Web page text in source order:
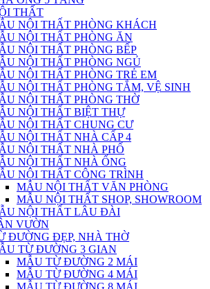
THẤT
NỘI THẤT PHÒNG KHÁCH
NỘI THẤT PHÒNG ĂN
NỘI THẤT PHÒNG BẾP
NỘI THẤT PHÒNG NGỦ
NỘI THẤT PHÒNG TRẺ EM
NỘI THẤT PHÒNG TẮM, VỆ SINH
NỘI THẤT PHÒNG THỜ
NỘI THẤT BIỆT THỰ
NỘI THẤT CHUNG CƯ
NỘI THẤT NHÀ CẤP 4
NỘI THẤT NHÀ PHỐ
NỘI THẤT NHÀ ỐNG
NỘI THẤT CÔNG TRÌNH
MẪU NỘI THẤT VĂN PHÒNG
MẪU NỘI THẤT SHOP, SHOWROOM
NỘI THẤT LÂU ĐÀI
VƯỜN
ĐƯỜNG ĐẸP, NHÀ THỜ
TỪ ĐƯỜNG 3 GIAN
MẪU TỪ ĐƯỜNG 2 MÁI
MẪU TỪ ĐƯỜNG 4 MÁI
MẪU TỪ ĐƯỜNG 8 MÁI